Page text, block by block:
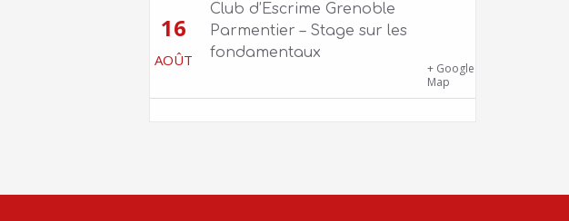
16
AOÛT
Club d’Escrime Grenoble
Parmentier – Stage sur les
fondamentaux
+ Google
Map